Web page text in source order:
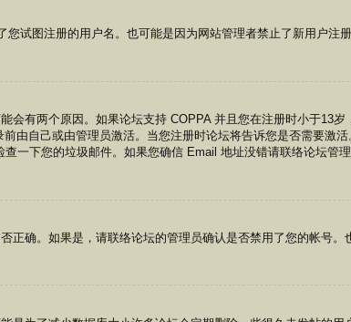
试图注册的用户名。也可能是因为网站管理者禁止了新用户注
会有两个原因。如果论坛支持 COPPA 并且您在注册时小于13
由自己或由管理员激活。当您注册时论坛将告诉您是否需要激
一下您的垃圾邮件。如果您确信 Email 地址没错请联络论坛管理
正确。如果是，请联络论坛的管理员确认是否禁用了您的帐号